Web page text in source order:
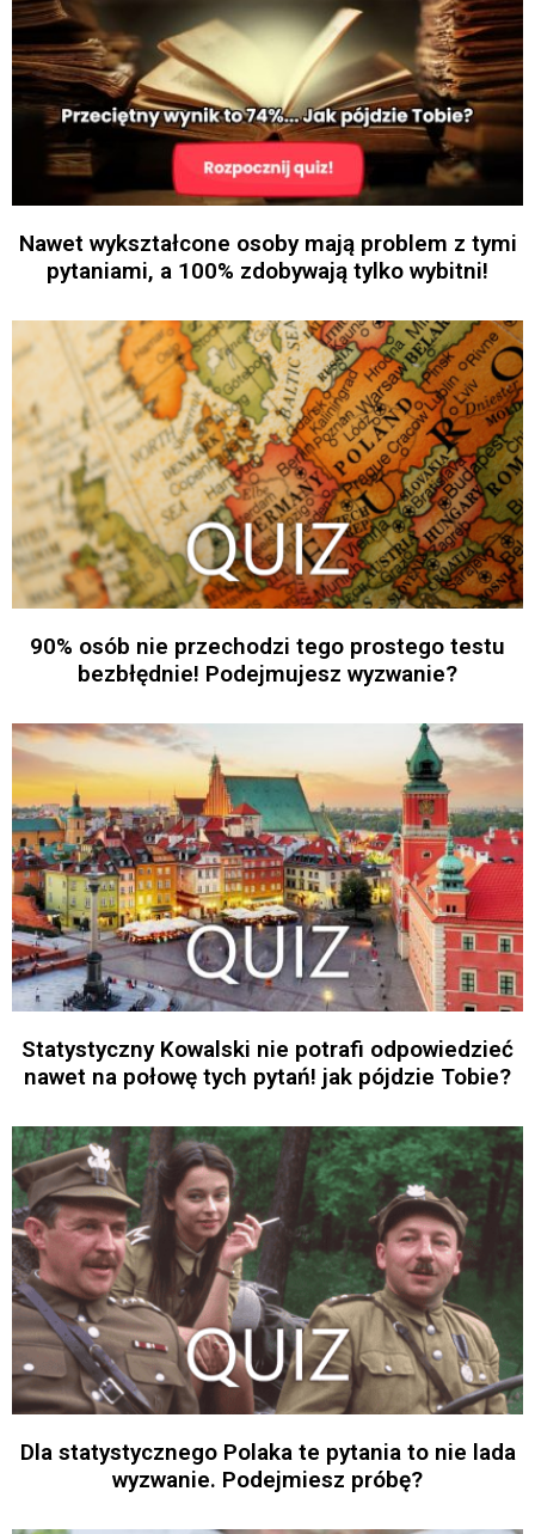
Nawet wykształcone osoby mają problem z tymi
pytaniami, a 100% zdobywają tylko wybitni!
90% osób nie przechodzi tego prostego testu
bezbłędnie! Podejmujesz wyzwanie?
Statystyczny Kowalski nie potrafi odpowiedzieć
nawet na połowę tych pytań! jak pójdzie Tobie?
Dla statystycznego Polaka te pytania to nie lada
wyzwanie. Podejmiesz próbę?